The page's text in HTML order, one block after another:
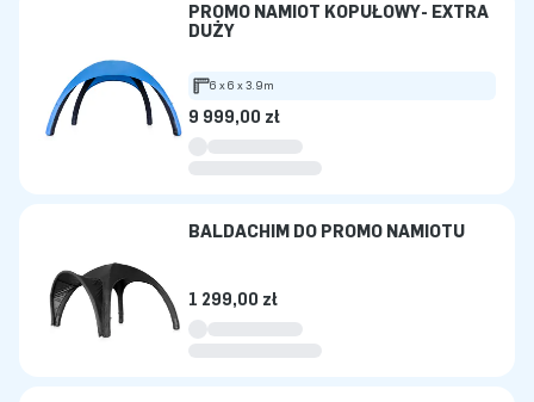
PROMO NAMIOT KOPUŁOWY- EXTRA
DUŻY
6 x 6 x 3.9m
9 999,00 zł
BALDACHIM DO PROMO NAMIOTU
1 299,00 zł